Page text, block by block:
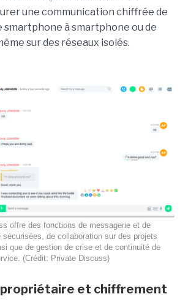
une communication chiffrée de
smartphone à smartphone ou de
sur des réseaux isolés.
offre des fonctions de messagerie et de
sécurisées, de collaboration sur des projets
que de gestion de crise et de continuité de
(Crédit: Private Discuss)
et chiffrement